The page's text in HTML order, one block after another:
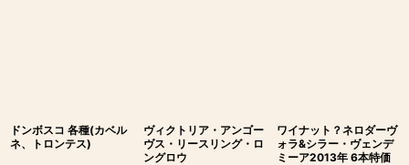
ドンボスコ 各種(カベル
ネ、トロンテス)
ヴィクトリア・アンゴー
ヴス・リースリング・ロ
ングロウ
ワイナット？ネロダーヴ
ォラ&シラー・ヴェンデ
ミーア2013年 6本特価